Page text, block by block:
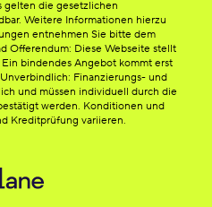
gelten die gesetzlichen
Weitere Informationen hierzu
entnehmen Sie bitte dem
Offerendum: Diese Webseite stellt
bindendes Angebot kommt erst
Finanzierungs- und
und müssen individuell durch die
werden. Konditionen und
Kreditprüfung variieren.